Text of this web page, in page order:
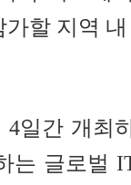
가할 지역
일간 개최
는 글로벌